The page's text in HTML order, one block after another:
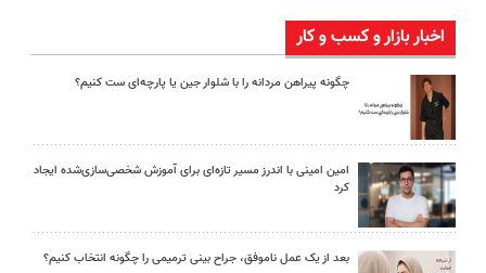
اخبار بازار و کسب و کار
چگونه پیراهن مردانه را با شلوار جین یا پارچه‌ای ست کنیم؟
امین امینی با اندرز مسیر تازه‌ای برای آموزش شخصی‌سازی‌شده ایجاد
کرد
بعد از یک عمل ناموفق، جراح بینی ترمیمی را چگونه انتخاب کنیم؟